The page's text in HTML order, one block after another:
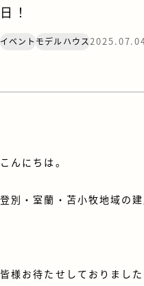
日！
イベント モデルハウス
こんにちは。
登別・室蘭・苫小牧地域の建
皆様お待たせしておりました